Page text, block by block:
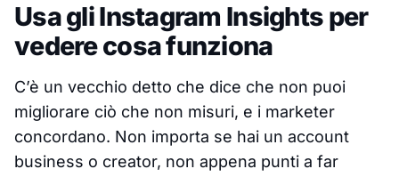
Usa gli Instagram Insights per
vedere cosa funziona
C’è un vecchio detto che dice che non puoi
migliorare ciò che non misuri, e i marketer
concordano. Non importa se hai un account
business o creator, non appena punti a far